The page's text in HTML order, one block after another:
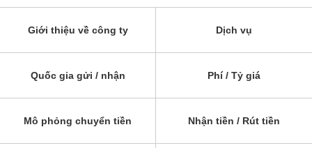
Giới thiệu về công ty Dịch vụ
Quốc gia gửi / nhận Phí / Tỷ giá
Mô phỏng chuyển tiền Nhận tiền / Rút tiền